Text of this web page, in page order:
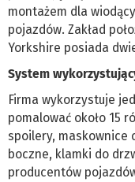
montażem dla
pojazdów. Zakład
Yorkshire posiada
System
Firma wykorzystuje
pomalować około 15
spoilery, maskownice
boczne, klamki do
producentów